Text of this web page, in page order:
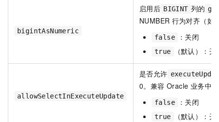
bigintAsNumeric
启用后 BIGINT 列的
NUMBER 行为对齐（如
false ：关闭
true （默认）：开
allowSelectInExecuteUpdate
是否允许
0。兼容 Oracle 业务中
false ：关闭
true （默认）：开